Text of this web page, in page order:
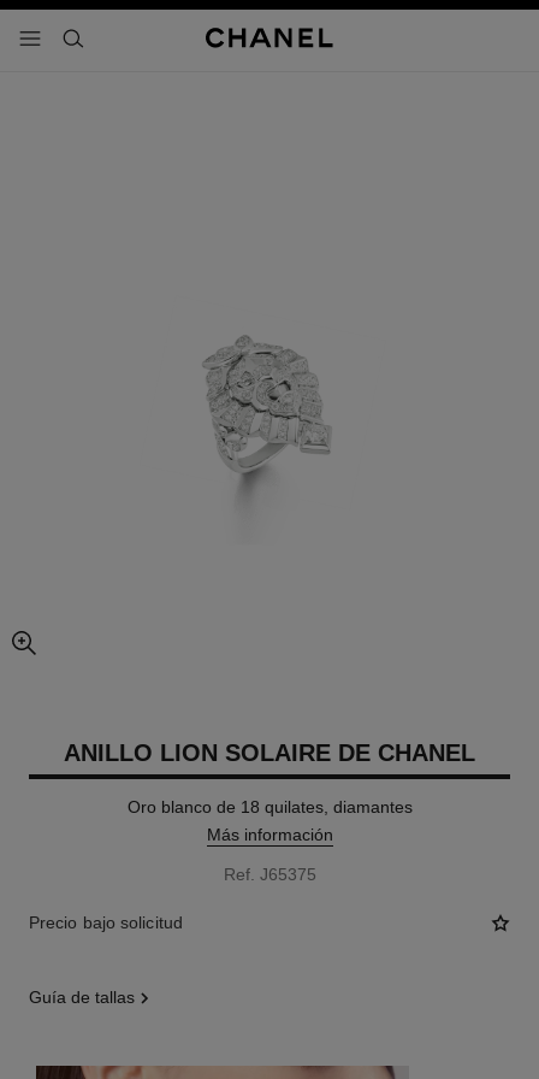
- navegación principal
buscar
imagen agrandada
ANILLO LION SOLAIRE DE CHANEL
Oro blanco de 18 quilates, diamantes
Más información
Ref. J65375
Precio bajo solicitud
guía de tallas